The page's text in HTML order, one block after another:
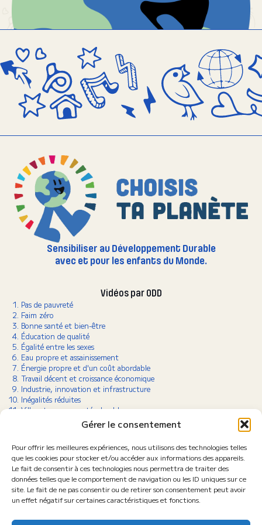
Gérer le consentement
Pour offrir les meilleures expériences, nous utilisons des technologies telles
que les cookies pour stocker et/ou accéder aux informations des appareils.
Le fait de consentir à ces technologies nous permettra de traiter des
données telles que le comportement de navigation ou les ID uniques sur ce
site. Le fait de ne pas consentir ou de retirer son consentement peut avoir
un effet négatif sur certaines caractéristiques et fonctions.
Sensibiliser au Développement Durable
avec et pour les enfants du Monde.
Vidéos par ODD
Pas de pauvreté
Faim zéro
Bonne santé et bien-être
Éducation de qualité
Égalité entre les sexes
Eau propre et assainissement
Énergie propre et d'un coût abordable
Travail décent et croissance économique
Industrie, innovation et infrastructure
Inégalités réduites
Villes et communautés durables
Consommation et production responsables
Lutte contre le changement climatique
Vie terrestre
Paix, justice et institutions efficaces
Partenariats pour la réalisation des objectifs
Retrouvez-nous sur les réseaux